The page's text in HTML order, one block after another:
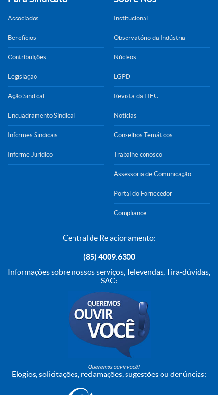
Associados
Benefícios
Contribuições
Legislação
Ação Sindical
Enquadramento Sindical
Informes Sindicais
Informe Jurídico
Institucional
Observatório da Indústria
Núcleos
LGPD
Revista da FIEC
Notícias
Conselhos Temáticos
Trabalhe conosco
Assessoria de Comunicação
Portal do Fornecedor
Compliance
Central de Relacionamento:
(85) 4009.6300
Informações sobre nossos serviços, Televendas, Tira-dúvidas,
SAC:
Queremos ouvir você!
Elogios, solicitações, reclamações, sugestões ou denúncias: